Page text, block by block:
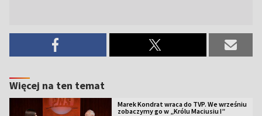
Więcej na ten temat
Marek Kondrat wraca do TVP. We wrześniu
zobaczymy go w „Królu Maciusiu I”